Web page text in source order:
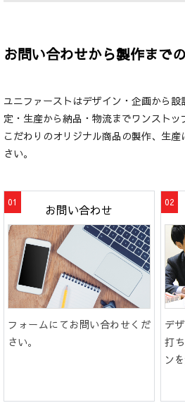
お問い合わせから製作まで
ユニファーストはデザイン・企画から
定・生産から納品・物流までワンストッ
こだわりのオリジナル商品の製作、生
さい。
お問い合わせ
フォームにてお問い合わせくだ
さい。
デ
打
ン